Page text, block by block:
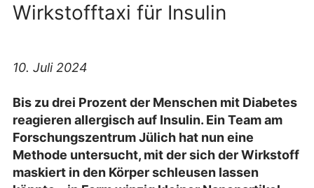
Wirkstofftaxi für Insulin
10. Juli 2024
Bis zu drei Prozent der Menschen mit Diabetes
reagieren allergisch auf Insulin. Ein Team am
Forschungszentrum Jülich hat nun eine
Methode untersucht, mit der sich der Wirkstoff
maskiert in den Körper schleusen lassen